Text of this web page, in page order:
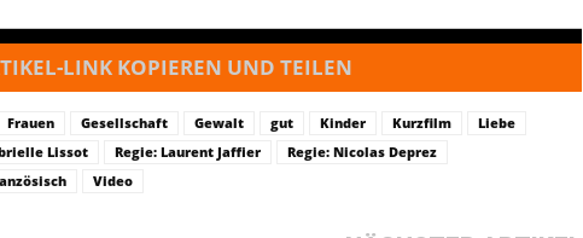
LINK KOPIEREN UND TEILEN
Frauen Gesellschaft Gewalt gut Kinder Kurzfilm
Liebe
Lissot Regie: Laurent Jaffier
Regie: Nicolas Deprez
Video